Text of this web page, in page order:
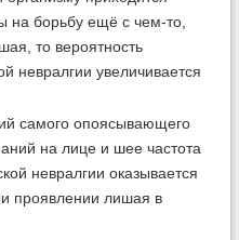
на борьбу ещё с чем-то,
то вероятность
невралгии увеличивается
самого опоясывающего
на лице и шее частота
невралгии оказывается
проявлении лишая в